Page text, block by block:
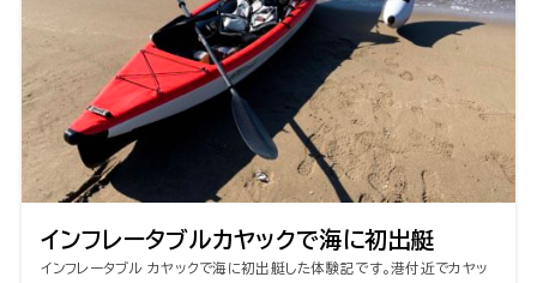
インフレータブルカヤックで海に初出艇
インフレータブル カヤックで海に初出艇した体験記です。港付近でカヤッ